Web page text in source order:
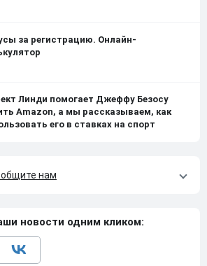
за регистрацию. Онлайн-
Линди помогает Джеффу Безосу
Amazon, а мы рассказываем, как
его в ставках на спорт
нам
новости одним кликом: